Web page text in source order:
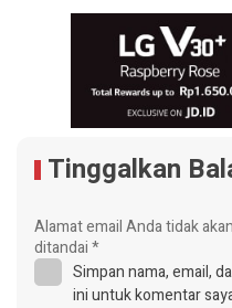
Tinggalkan
Alamat email Anda tidak
ditandai*
Simpan nama, email,
ini untuk komentar